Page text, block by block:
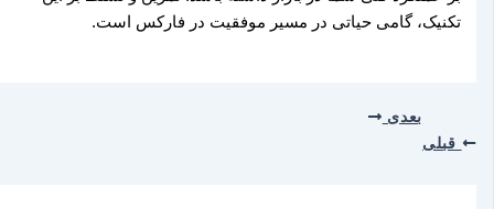
تکنیک، گامی حیاتی در مسیر موفقیت در فارکس است.
قبلی
بعدی